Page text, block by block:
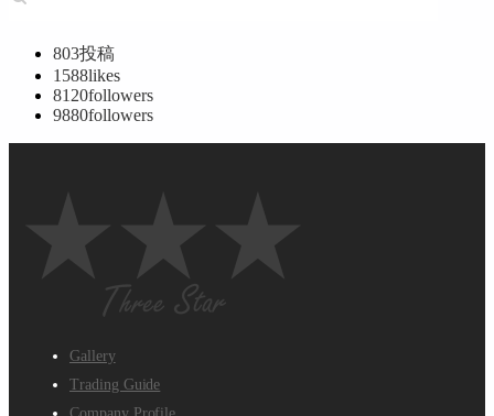
803投稿
1588likes
8120followers
9880followers
Gallery
Trading Guide